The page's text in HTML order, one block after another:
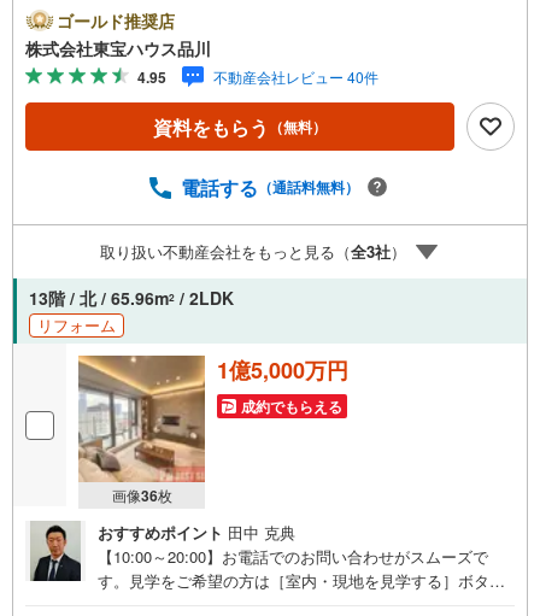
とも包み隠さずお伝えし、「納得して選ぶ」ためのサポー
トを大切にしています。現地でしか分からないリアルな情
報も含めて、一緒に後悔しない住まい探しを進めていきま
しょう。まずはお気軽にご相談ください。【Yahoo！ 不動
産キャンペーン対象店舗】当店で物件を成約するとPayPay
ボーナスライトがもらえる「Yahoo！ 不動産 物件ご成約キ
予約をする」ボタンからお問い合わせください。※必ずYah
のご請求はお気軽にどうぞ♪お電話でのお問い合わせも常
時受け付けております！お気軽にお問い合わせください。
ゴールド推奨店
株式会社東宝ハウス品川
4.95 不動産会社レビュー 40件
資料をもらう （無料）
電話する （通話料無料）
取り扱い不動産会社をもっと見る（全3社）
13階 / 北 / 65.96m2 / 2LDK
リフォーム
画像36枚
1億5,000万円
成約でもらえる
おすすめポイント 田中 克典
【10:00～20:00】お電話でのお問い合わせがスムーズで
す。見学をご希望の方は［室内・現地を見学する］ボタン